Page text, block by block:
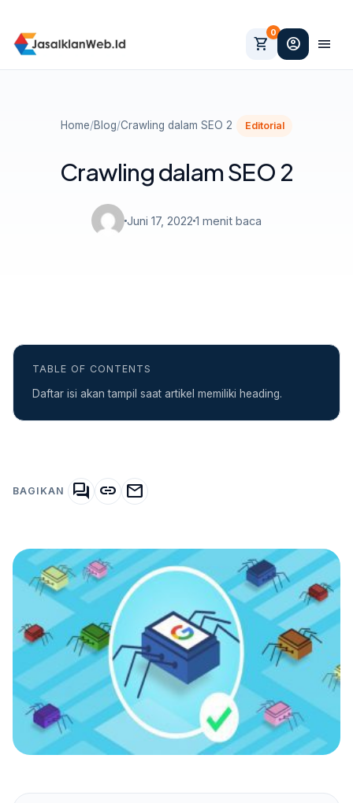
shopping_cart
0
account_circle menu
Home/Blog/Crawling dalam SEO 2 Editorial
Crawling dalam SEO 2
Juni 17, 2022 1 menit baca
TABLE OF CONTENTS
Daftar isi akan tampil saat artikel memiliki heading.
BAGIKAN forum link mail